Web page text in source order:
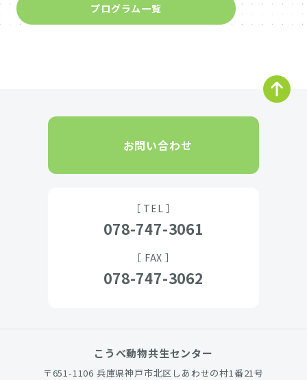
プログラム一覧
お問い合わせ
［ TEL ］
078-747-3061
［ FAX ］
078-747-3062
こうべ動物共生センター
〒651-1106 兵庫県神戸市北区しあわせの村1番21号